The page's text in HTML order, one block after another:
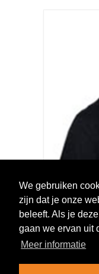
We gebruiken
zijn dat je onze
beleeft. Als je
gaan we ervan uit
Meer informatie